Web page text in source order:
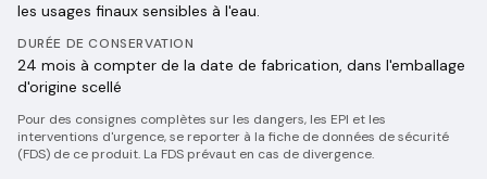
les usages finaux sensibles à l'eau.
DURÉE DE CONSERVATION
24 mois à compter de la date de fabrication, dans l'emballage
d'origine scellé
Pour des consignes complètes sur les dangers, les EPI et les
interventions d'urgence, se reporter à la fiche de données de sécurité
(FDS) de ce produit. La FDS prévaut en cas de divergence.